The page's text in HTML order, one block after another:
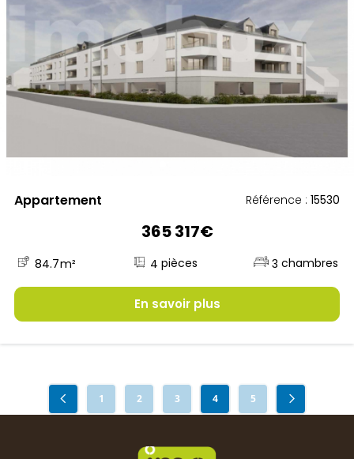
Appartement Référence :15530
365 317€
84.7m² 4 3
En savoir plus
1 2 3 4 5